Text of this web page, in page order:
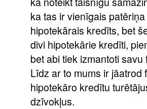
ka tas ir vienīgais
hipotekārais kredīts, bet
divi hipotekārie kredīti,
bet abi tiek izmantoti
Līdz ar to mums ir jāatrod
hipotekāro kredītu
dzīvokļus.